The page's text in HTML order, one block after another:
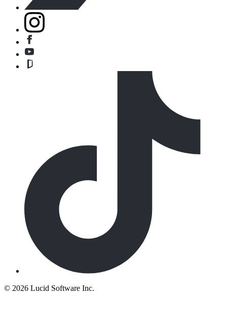
© 2026 Lucid Software Inc.